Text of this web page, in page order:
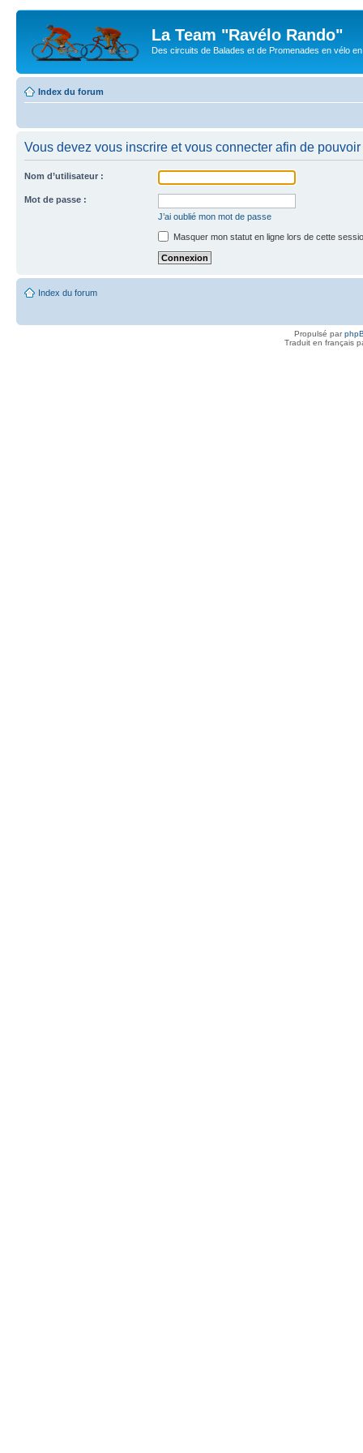
La Team "Ravélo Rando"
Des circuits de Balades et de Promenades en vélo
Index du forum
Vous devez vous inscrire et vous connecter afin de
Nom d’utilisateur :
Mot de passe :
J’ai oublié mon mot de passe
Masquer mon statut en ligne lors de cette
Index du forum
Propulsé par
Traduit en français